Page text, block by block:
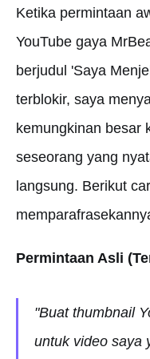
Ketika permintaan
YouTube gaya
berjudul 'Saya
terblokir, saya
kemungkinan besar
seseorang yang
langsung. Berikut
Permintaan Asli
"Buat thumbnail
untuk video saya